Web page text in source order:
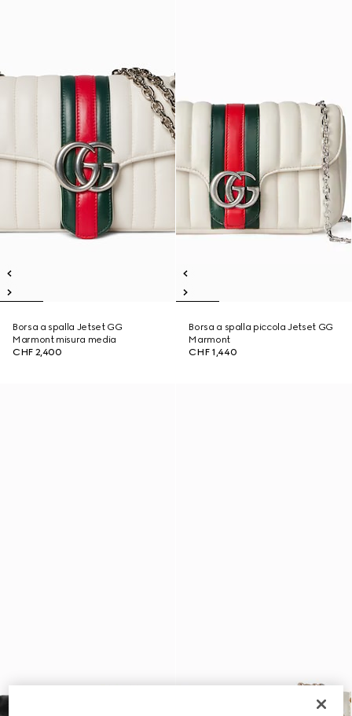
Borsa a spalla Jetset GG
Marmont misura media
CHF 2,400
Borsa a spalla piccola Jetset GG
Marmont
CHF 1,440